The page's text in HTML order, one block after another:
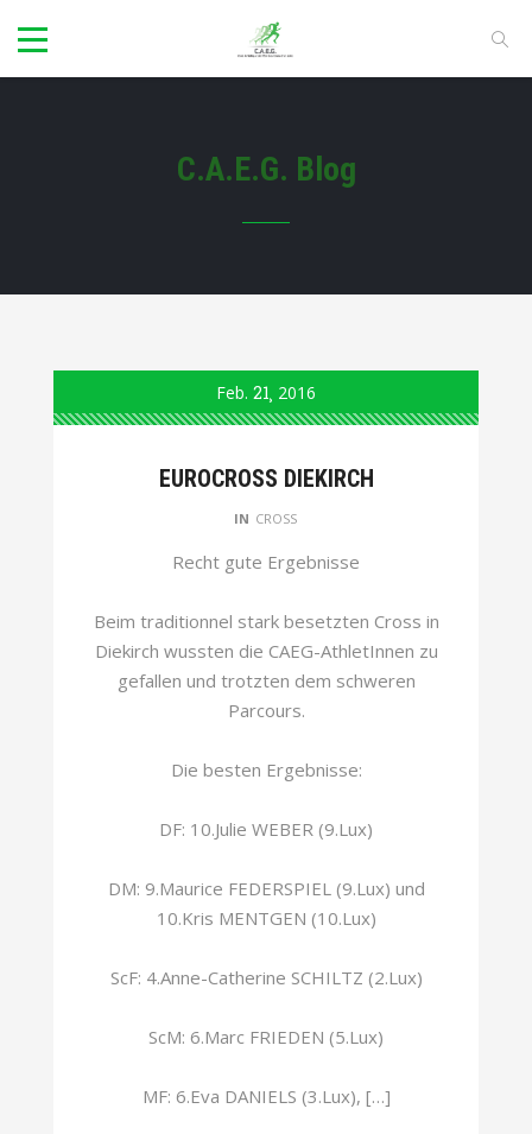
C.A.E.G. Blog
Feb. 21 2016
EUROCROSS DIEKIRCH
IN CROSS
Recht gute Ergebnisse
Beim traditionnel stark besetzten Cross in
Diekirch wussten die CAEG-AthletInnen zu
gefallen und trotzten dem schweren
Parcours.
Die besten Ergebnisse:
DF: 10.Julie WEBER (9.Lux)
DM: 9.Maurice FEDERSPIEL (9.Lux) und
10.Kris MENTGEN (10.Lux)
ScF: 4.Anne-Catherine SCHILTZ (2.Lux)
ScM: 6.Marc FRIEDEN (5.Lux)
MF: 6.Eva DANIELS (3.Lux), […]